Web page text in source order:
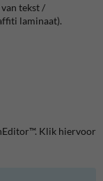
tekst /
laminaat).
Klik hiervoor